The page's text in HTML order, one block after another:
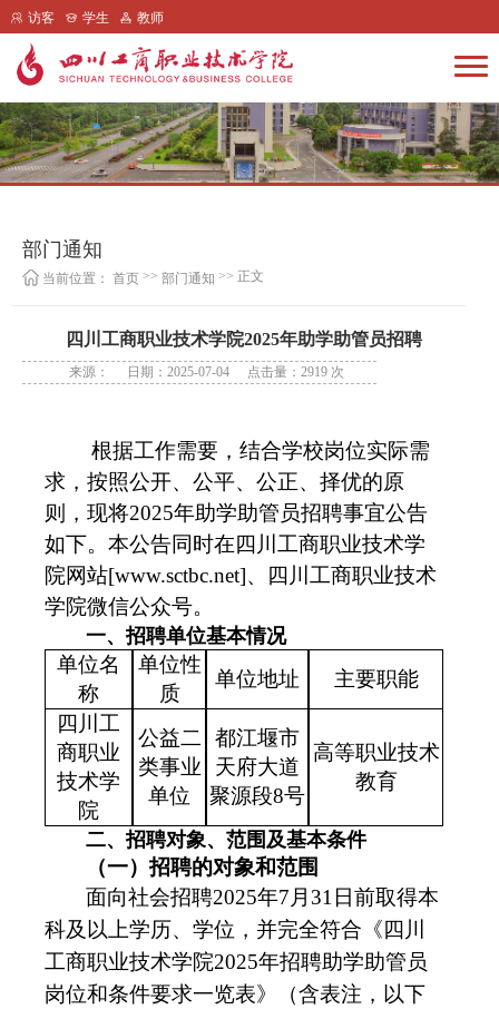
访客 学生 教师
部门通知
当前位置： 首页 >> 部门通知 >> 正文
四川工商职业技术学院2025年助学助管员招聘
来源： 日期：2025-07-04 点击量： 2919 次
根据工作需要，结合学校岗位实际需
求，按照公开、公平、公正、择优的原
则，现将2025年助学助管员招聘事宜公告
如下。本公告同时在四川工商职业技术学
院网站[www.sctbc.net]、四川工商职业技术
学院微信公众号。
一、招聘单位基本情况
单位名
称
单位性
质
单位地址
主要职能
四川工
商职业
技术学
院
公益二
类事业
单位
都江堰市
天府大道
聚源段8号
高等职业技术
教育
二、招聘对象、范围及基本条件
（一）招聘的对象和范围
面向社会招聘2025年7月31 日前取得本
科及以上学历、学位，并完全符合《四川
工商职业技术学院2025年招聘助学助管员
岗位和条件要求一览表》（含表注，以下